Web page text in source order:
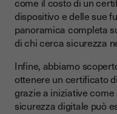
dispositivo e delle sue
panoramica completa
di chi cerca sicurezza
Infine, abbiamo
ottenere un certificato
grazie a iniziative come
sicurezza digitale può